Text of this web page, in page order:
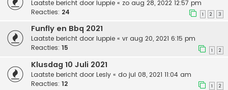
Laatste bericht door luppie « zo aug 28, 2022 12:57 pm
Reacties: 24 1 2 3
Funfly en Bbq 2021
Laatste bericht door luppie « vr aug 20, 2021 6:15 pm
Reacties: 15 1 2
Klusdag 10 Juli 2021
Laatste bericht door Lesly « do jul 08, 2021 11:04 am
Reacties: 12 1 2